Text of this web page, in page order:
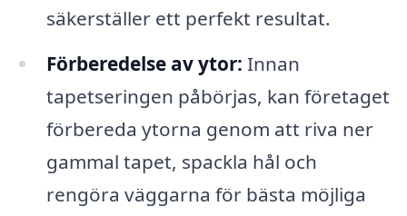
säkerställer ett perfekt resultat.
Förberedelse av ytor: Innan
tapetseringen påbörjas, kan företaget
förbereda ytorna genom att riva ner
gammal tapet, spackla hål och
rengöra väggarna för bästa möjliga